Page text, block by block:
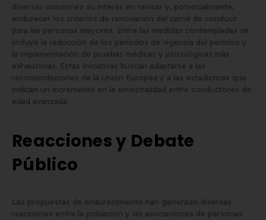
diversas ocasiones su interés en revisar y, potencialmente,
endurecer los criterios de renovación del carné de conducir
para las personas mayores. Entre las medidas contempladas se
incluye la reducción de los períodos de vigencia del permiso y
la implementación de pruebas médicas y psicológicas más
exhaustivas. Estas iniciativas buscan adaptarse a las
recomendaciones de la Unión Europea y a las estadísticas que
indican un incremento en la siniestralidad entre conductores de
edad avanzada.
Reacciones y Debate
Público
Las propuestas de endurecimiento han generado diversas
reacciones entre la población y las asociaciones de personas